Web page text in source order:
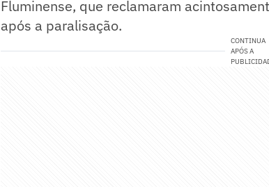
Fluminense, que reclamaram
após a paralisação.
CONTINUA
APÓS A